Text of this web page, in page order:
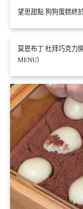
望思甜點 狗狗蛋糕終
莫恩布丁 杜拜巧克力
MENU）